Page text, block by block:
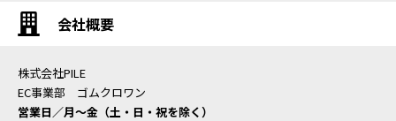
会社概要
株式会社PILE
EC事業部 ゴムクロワン
営業日／月〜金（土・日・祝を除く）